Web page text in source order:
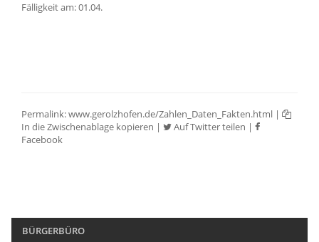
Fälligkeit am: 01.04.
Permalink:www.gerolzhofen.de/Zahlen_Daten_Fakten.html |
In die Zwischenablage kopieren | Auf Twitter teilen |
Facebook
BÜRGERBÜRO